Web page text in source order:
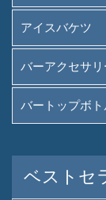
アイスバケツ
バーアクセサリ
バートップボ
ベストセ